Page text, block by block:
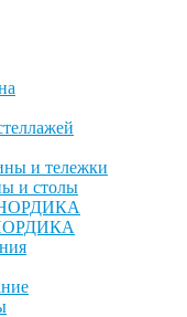
и тележки
и столы
НОРДИКА